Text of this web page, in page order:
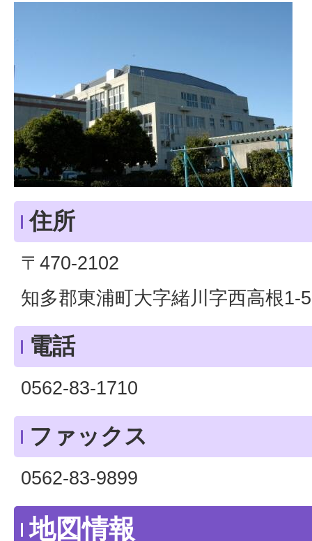
住所
〒470-2102
知多郡東浦町大字緒川字西高根1-5
電話
0562-83-1710
ファックス
0562-83-9899
地図情報